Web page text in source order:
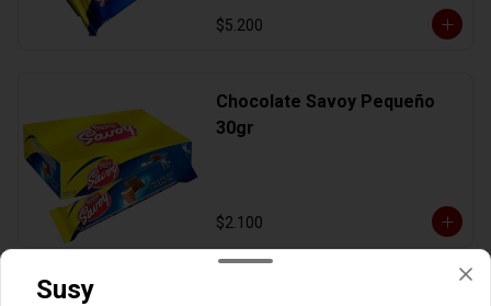
$5.200
Chocolate Savoy Pequeño
30gr
$2.100
Susy